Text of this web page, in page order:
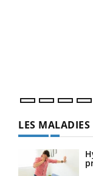
LES MALADIES